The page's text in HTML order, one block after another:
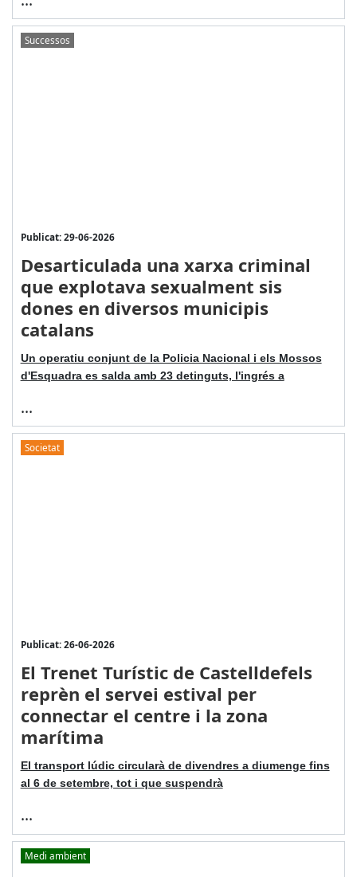
Successos
Publicat: 29-06-2026
Desarticulada una xarxa criminal
que explotava sexualment sis
dones en diversos municipis
catalans
Un operatiu conjunt de la Policia Nacional i els Mossos
d'Esquadra es salda amb 23 detinguts, l'ingrés a
...
Societat
Publicat: 26-06-2026
El Trenet Turístic de Castelldefels
reprèn el servei estival per
connectar el centre i la zona
marítima
El transport lúdic circularà de divendres a diumenge fins
al 6 de setembre, tot i que suspendrà
...
Medi ambient